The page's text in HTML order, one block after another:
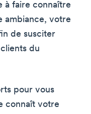
à faire connaître
ambiance, votre
de susciter
du
pour vous
connaît votre